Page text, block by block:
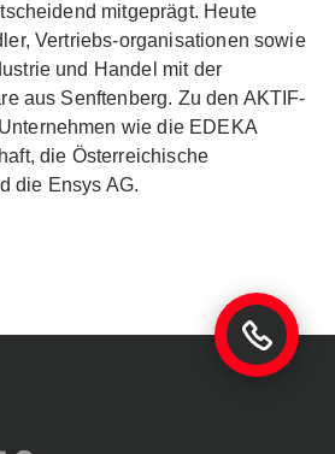
mitgeprägt. Heute
Vertriebs-organisationen sowie
und Handel mit der
aus Senftenberg. Zu den AKTIF-
wie die EDEKA
die Österreichische
die Ensys AG.